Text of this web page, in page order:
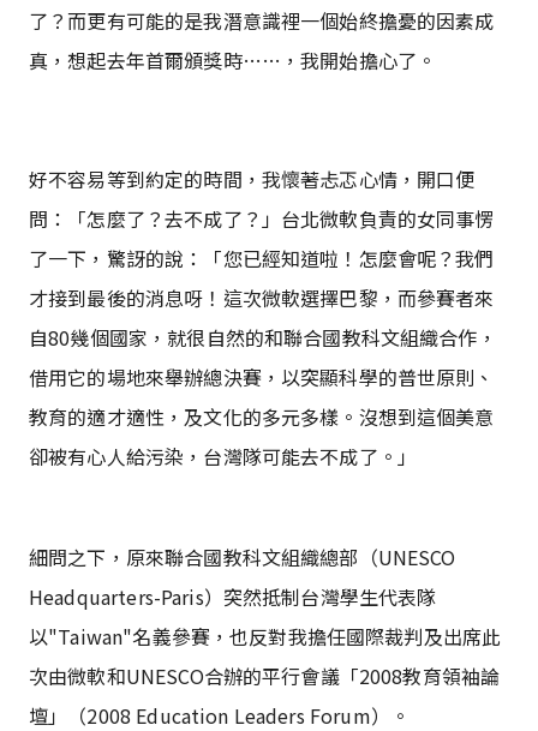
了？而更有可能的是我潛意識裡一個始終擔憂的因素成
真，想起去年首爾頒獎時……，我開始擔心了。
好不容易等到約定的時間，我懷著忐忑心情，開口便
問：「怎麼了？去不成了？」台北微軟負責的女同事愣
了一下，驚訝的說：「您已經知道啦！怎麼會呢？我們
才接到最後的消息呀！這次微軟選擇巴黎，而參賽者來
自80幾個國家，就很自然的和聯合國教科文組織合作，
借用它的場地來舉辦總決賽，以突顯科學的普世原則、
教育的適才適性，及文化的多元多樣。 沒想到這個美意
卻被有心人給污染，台灣隊可能去不成了。」
細問之下，原來聯合國教科文組織總部（UNESCO
Headquarters-Paris）突然抵制台灣學生代表隊
以"Taiwan"名義參賽，也反對我擔任國際裁判及出席此
次由微軟和UNESCO合辦的平行會議「2008教育領袖論
壇」（2008 Education Leaders Forum）。